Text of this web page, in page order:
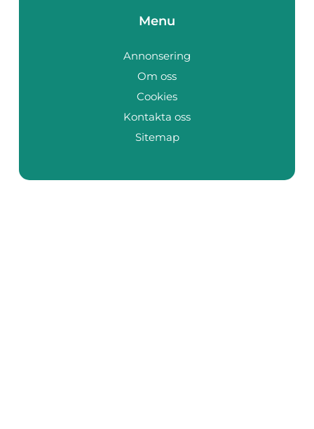
Menu
Annonsering
Om oss
Cookies
Kontakta oss
Sitemap